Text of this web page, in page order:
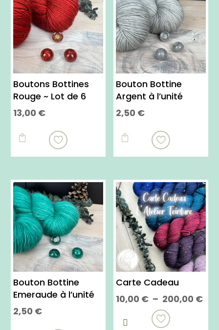
Boutons Bottines
Rouge ~ Lot de 6
13,00 €

Bouton Bottine
Argent à l’unité
2,50 €

Bouton Bottine
Emeraude à l’unité
2,50 €
Carte Cadeau
10,00 € – 200,00 €

produit